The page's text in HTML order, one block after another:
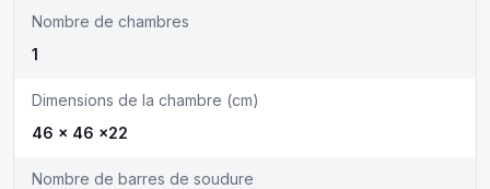
Nombre de chambres
1
Dimensions de la chambre (cm)
46 x 46 x22
Nombre de barres de soudure